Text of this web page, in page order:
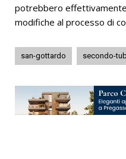
potrebbero
modifiche al processo di
san-gottardo secondo-